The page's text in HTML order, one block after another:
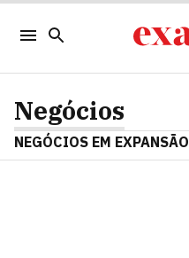
Negócios
NEGÓCIOS EM EXPANSÃO